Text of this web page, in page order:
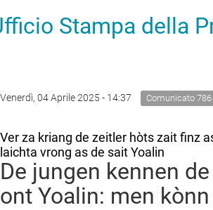
Stampa della
Venerdì, 04 Aprile 2025 - 14:37 Comunicato 786
Ver za kriang de zeitler hòts zait finz
laichta vrong as de sait Yoalin
De jungen kennen
ont Yoalin: men